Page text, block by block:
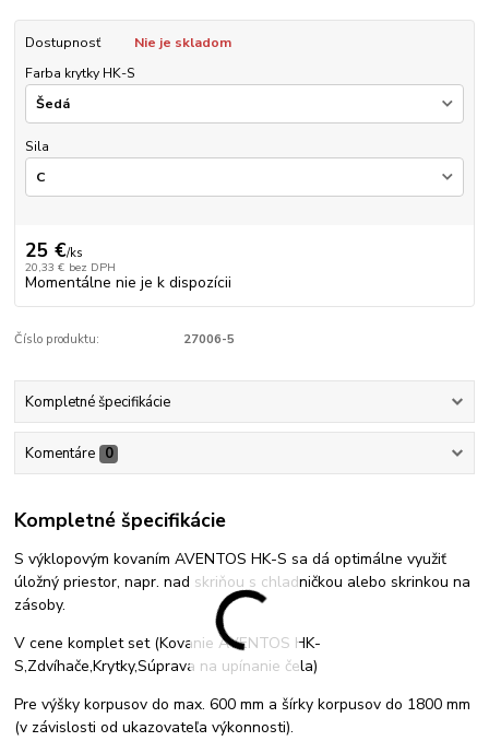
Dostupnosť
Nie je skladom
Farba krytky HK-S
Sila
25 €/ks
20,33 € bez DPH
Momentálne nie je k dispozícii
Číslo produktu: 27006-5
Kompletné špecifikácie
Komentáre 0
Kompletné špecifikácie
S výklopovým kovaním AVENTOS HK-S sa dá optimálne využiť
úložný priestor, napr. nad skriňou s chladničkou alebo skrinkou na
zásoby.
V cene komplet set (Kovanie AVENTOS HK-
S,Zdvíhače,Krytky,Súprava na upínanie čela)
Pre výšky korpusov do max. 600 mm a šírky korpusov do 1800 mm
(v závislosti od ukazovateľa výkonnosti).